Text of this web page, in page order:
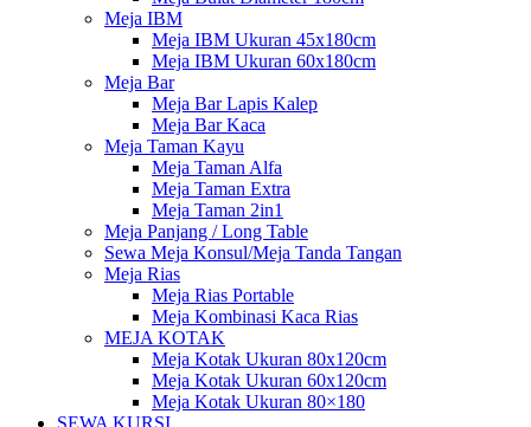
Meja IBM
Meja IBM Ukuran 45x180cm
Meja IBM Ukuran 60x180cm
Meja Bar
Meja Bar Lapis Kalep
Meja Bar Kaca
Meja Taman Kayu
Meja Taman Alfa
Meja Taman Extra
Meja Taman 2in1
Meja Panjang / Long Table
Sewa Meja Konsul/Meja Tanda Tangan
Meja Rias
Meja Rias Portable
Meja Kombinasi Kaca Rias
MEJA KOTAK
Meja Kotak Ukuran 80x120cm
Meja Kotak Ukuran 60x120cm
Meja Kotak Ukuran 80×180
SEWA KURSI